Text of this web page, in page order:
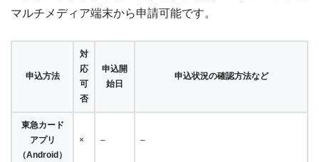
マルチメディア端末から申請可能です。
申込方法
対
応
可
否
申込開
始日
申込状況の確認方法など
東急カード
アプリ
（Android）
× – –